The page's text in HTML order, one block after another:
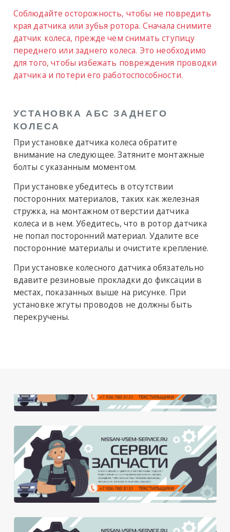
Соблюдайте осторожность, чтобы не повредить
края датчика или зубья ротора. Сначала снимите
датчик колеса, прежде чем снимать ступицу
переднего или заднего колеса. Это необходимо
для того, чтобы избежать повреждения проводки
датчика и потери его работоспособности.
УСТАНОВКА АБС ЗАДНЕГО
КОЛЕСА
При установке датчика колеса обратите
внимание на следующее. Затяните монтажные
болты с указанным моментом.
При установке убедитесь в отсутствии
посторонних материалов, таких как железная
стружка, на монтажном отверстии датчика
колеса и в нем. Убедитесь, что в ротор датчика
не попал посторонний материал. Удалите все
посторонние материалы и очистите крепление.
При установке колесного датчика обязательно
вдавите резиновые прокладки до фиксации в
местах, показанных выше на рисунке. При
установке жгуты проводов не должны быть
перекручены.